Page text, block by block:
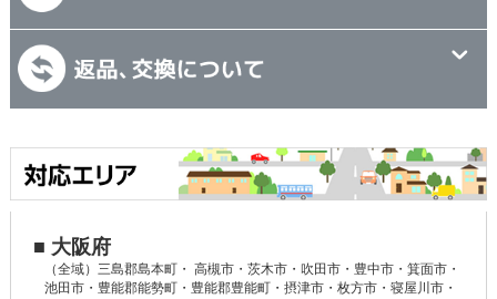
■ 大阪府
（全域）三島郡島本町・ 高槻市・茨木市・吹田市・豊中市・箕面市・
池田市・豊能郡能勢町・豊能郡豊能町・摂津市・枚方市・寝屋川市・